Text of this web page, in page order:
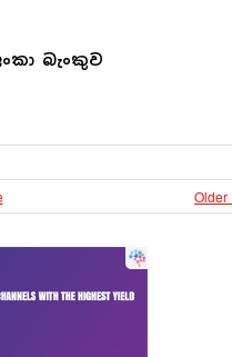
බැංකුව
Older